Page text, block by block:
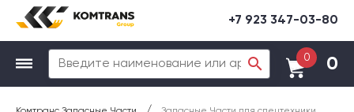
+7 923 347-03-80
0 0